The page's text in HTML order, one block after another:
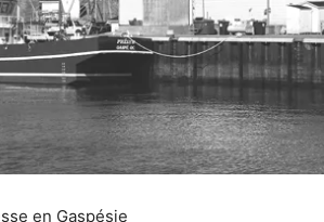
en Gaspésie